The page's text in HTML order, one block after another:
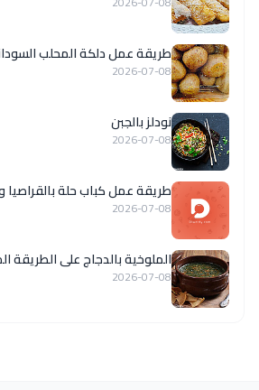
طريقة عمل دلكة المحلب
2026-07-08
نودلز بالجبن
2026-07-08
طريقة عمل كباب حلة
2026-07-08
الملوخية بالدجاج على الطريقة
2026-07-08